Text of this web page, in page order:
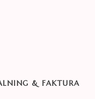
& FAKTURA